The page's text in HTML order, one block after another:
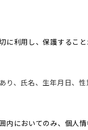
に利用し、保護するこ
り、氏名、生年月日、
においてのみ、個人情